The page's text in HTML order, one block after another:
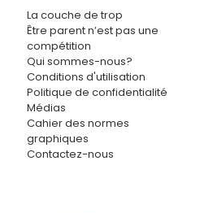
La couche de trop
Être parent n’est pas une
compétition
Qui sommes-nous?
Conditions d'utilisation
Politique de confidentialité
Médias
Cahier des normes
graphiques
Contactez-nous